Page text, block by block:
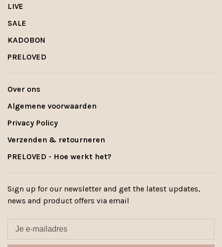
LIVE
SALE
KADOBON
PRELOVED
Over ons
Algemene voorwaarden
Privacy Policy
Verzenden & retourneren
PRELOVED - Hoe werkt het?
Sign up for our newsletter and get the latest updates,
news and product offers via email